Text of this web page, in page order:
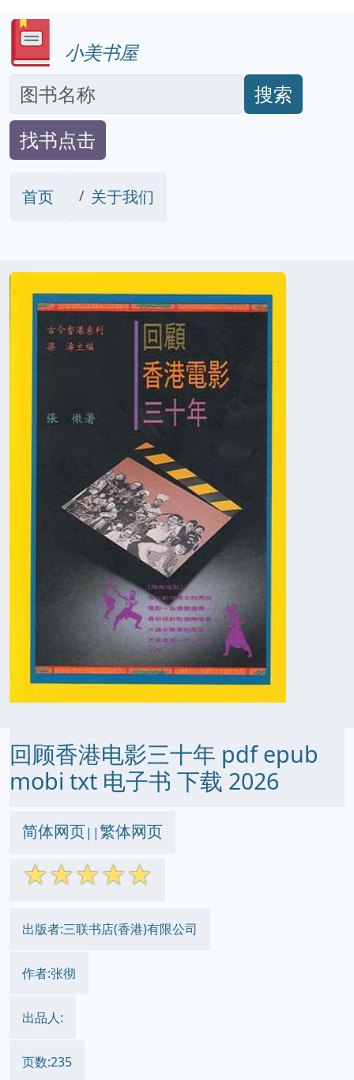
小美书屋
搜索
找书点击
首页 关于我们
回顾香港电影三十年 pdf epub
mobi txt 电子书 下载 2026
简体网页||繁体网页
☆☆☆☆☆
出版者:三联书店(香港)有限公司
作者:张彻
出品人:
页数:235